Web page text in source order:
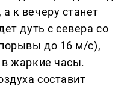
к вечеру станет
дуть с севера со
до 16 м/с),
в жаркие часы.
составит